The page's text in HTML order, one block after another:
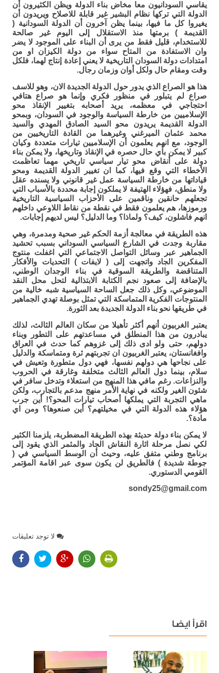
يقاسي السودانيون معا مخاض بناء الدولة ويظن الكثيرون أن
الدولة التي تركها نظام البشير غير قابلة للاصلاح ويريدون أن
يغيروا كل ما فيها، بينما يظن آخرون أن الدولة السودانية (
القديمة ) برمتها منذ الاستقلال إلى اليوم غير صالحة
للاستخدام، قليل فقط من يرى أن البناء على الموجود لا يضر
وان الاستفادة من المتاح سواء من دولة الكيزان او من
امتدادات دولة السودان التاريخية لا يعني إعادة إنتاج لهما، فلكل
وقت ومقام حال ولكل أوان وزمان رجال.
هذا هو الصراع الذي يدور حول الدولة الجديدة الان، وهو للاسف
صراع لم يتبلور في منظور فكري وإنما هو صراع هتافي
احتجاجي في معظمه، يريد أصحابه بتغيير الإنقاذ محو
الإسلاميين من خارطة السياسة والوجود في السودان، وبمحو
الدولة القديمة يريدون محو السيد الصادق المهدي والسيد
محمد عثمان الميرغني وغيرهما من القادة التاريخيين من
الوجود، مع انهم يعلمون أن الإسلاميين تيارات متعددة وكيان
كبير لا يمكن بأي حال حصره في الإنقاذ وتاريخها، ولا يمكن بناء
دولة على أنقاض محو تيار سياسي تاريخي مهما تعاظمت
الأخطاء التي وقع فيها، كما ان تغيير الدولة القديمة ومحو
قياداتها من خارطة السياسة عمل غير قانوني ولا يسنده عقل
ولا منطق، فهؤلاء الهتيفة لا يملكون إجابة محددة بالأسباب التي
تجعلهم حانقين وناقمين على الأحزاب السياسية التاريخية
ورموزها، هم يعلمون فقط في نقطة من نقاط اللاوعي داخلهم
انهم فاشلون، كيف؟ ولماذا؟ وما الدليل؟ ليس لديهم إجابات.
هذه الطريقة في معالجة أزمة الحكم غير صحية ومدمرة، وهي
مقاربة وجدت في الشارع السياسي السوداني بسبب تحشيد
الجماهير عبر وسائل التواصل الاجتماعي التي اغفلت منتوج
المفكرين الجاد واتجهت إلى ( لايفات ) التحديات والأفكار
المتناقضة والطريقة السوقية في بناء الوجدان الوطني،
بالإضافة إلى صعود نجم الكتابة الابتذالية لتحل محل النقد
الموضوعي، وكل ذلك جعل الساحة السياسية شبه خالية من
المنتوجات الفكرية المتماسكة التي تمثل بوصلة تهدي الجماهير
في طريقها نحو بناء الدولة الجديدة بعد الثورة.
يعتبر الغربيون أنهم أكثر تأهيلا من سكان العالم الثالث، لذلك
يبادرون من هذا المنطلق في مساعدتهم على التطور وبناء
دولهم، حتى ولو ادى ذلك إلى غزوهم كما حدث في العراق
وافغانستان، يعتبر الغربيون ان تجربتهم ثرة ومتماسكة والدليل
على نجاحها هي دولهم نفسها، فهي دول متطورة وتعيش في
سلام، بينما دول العالم الثالث متخلفة وغارقة في الحروب
والنزاعات. رغم مافي هذا المنهج من استعلاء وتدخل سافر في
شئون الغير ولكنه في نهاية الأمر منهج مدعم بالتجارب، ولكن
ماهي التجربة التي يملكها أصحاب تيارات المحو؟! أين جرب
هؤلاء هذه الدولة التي في مخيلتهم؟ أين صنعوها؟ ومن اي
مادة؟.
لا يمكن بناء دولة حديثة بهذه الطريقة المضطربة، يلزمنا الكثير
لكي نصل مرحلة اثارة النقاش الجاد والمثمر الذي يقود إلى
برنامج وطني متفق عليه، وحيث أن الوسط السياسي في (
جوطة شديدة ) فالطريق لن يكون سوى عبر اقامة المؤتمر
القومي الدستوري.
sondy25@gmail.com
لا توجد تعليقات
اقرأ ايضا